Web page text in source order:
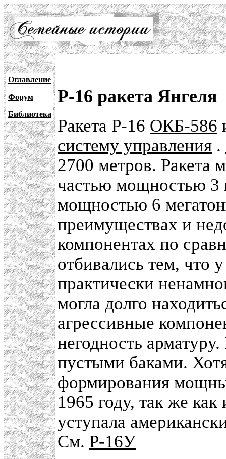
Оглавление
Форум
Библиотека
Р-16 ракета Янгеля
Ракета Р-16 ОКБ-586
систему управления .
2700 метров. Ракета
частью мощностью 3
мощностью 6
преимуществах и
компонентах по
отбивались тем, что
практически
могла долго
агрессивные
негодность
пустыми баками.
формирования
1965 году, так же
уступала
См. Р-16У